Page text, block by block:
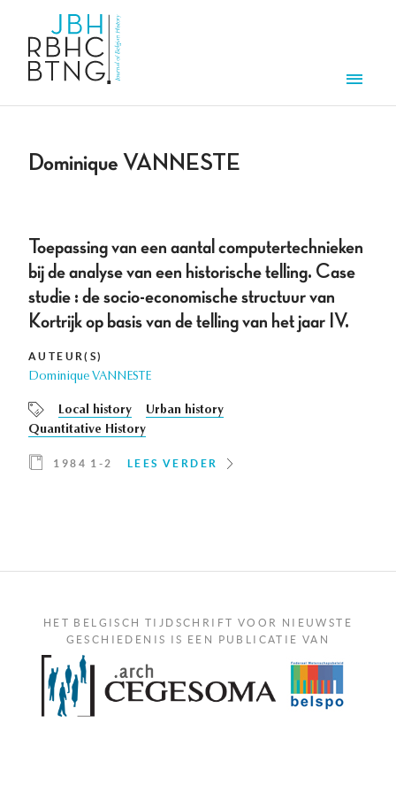
Dominique VANNESTE
Toepassing van een aantal computertechnieken
bij de analyse van een historische telling. Case
studie : de socio-economische structuur van
Kortrijk op basis van de telling van het jaar IV.
AUTEUR(S)
Dominique VANNESTE
Local history
Urban history
Quantitative History
1984 1-2 LEES VERDER
HET BELGISCH TIJDSCHRIFT VOOR NIEUWSTE
GESCHIEDENIS IS EEN PUBLICATIE VAN